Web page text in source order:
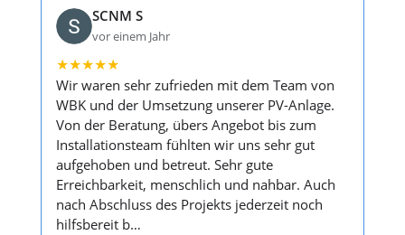
SCNM S
vor einem Jahr
★★★★★
Wir waren sehr zufrieden mit dem Team von
WBK und der Umsetzung unserer PV-Anlage.
Von der Beratung, übers Angebot bis zum
Installationsteam fühlten wir uns sehr gut
aufgehoben und betreut. Sehr gute
Erreichbarkeit, menschlich und nahbar. Auch
nach Abschluss des Projekts jederzeit noch
hilfsbereit b…